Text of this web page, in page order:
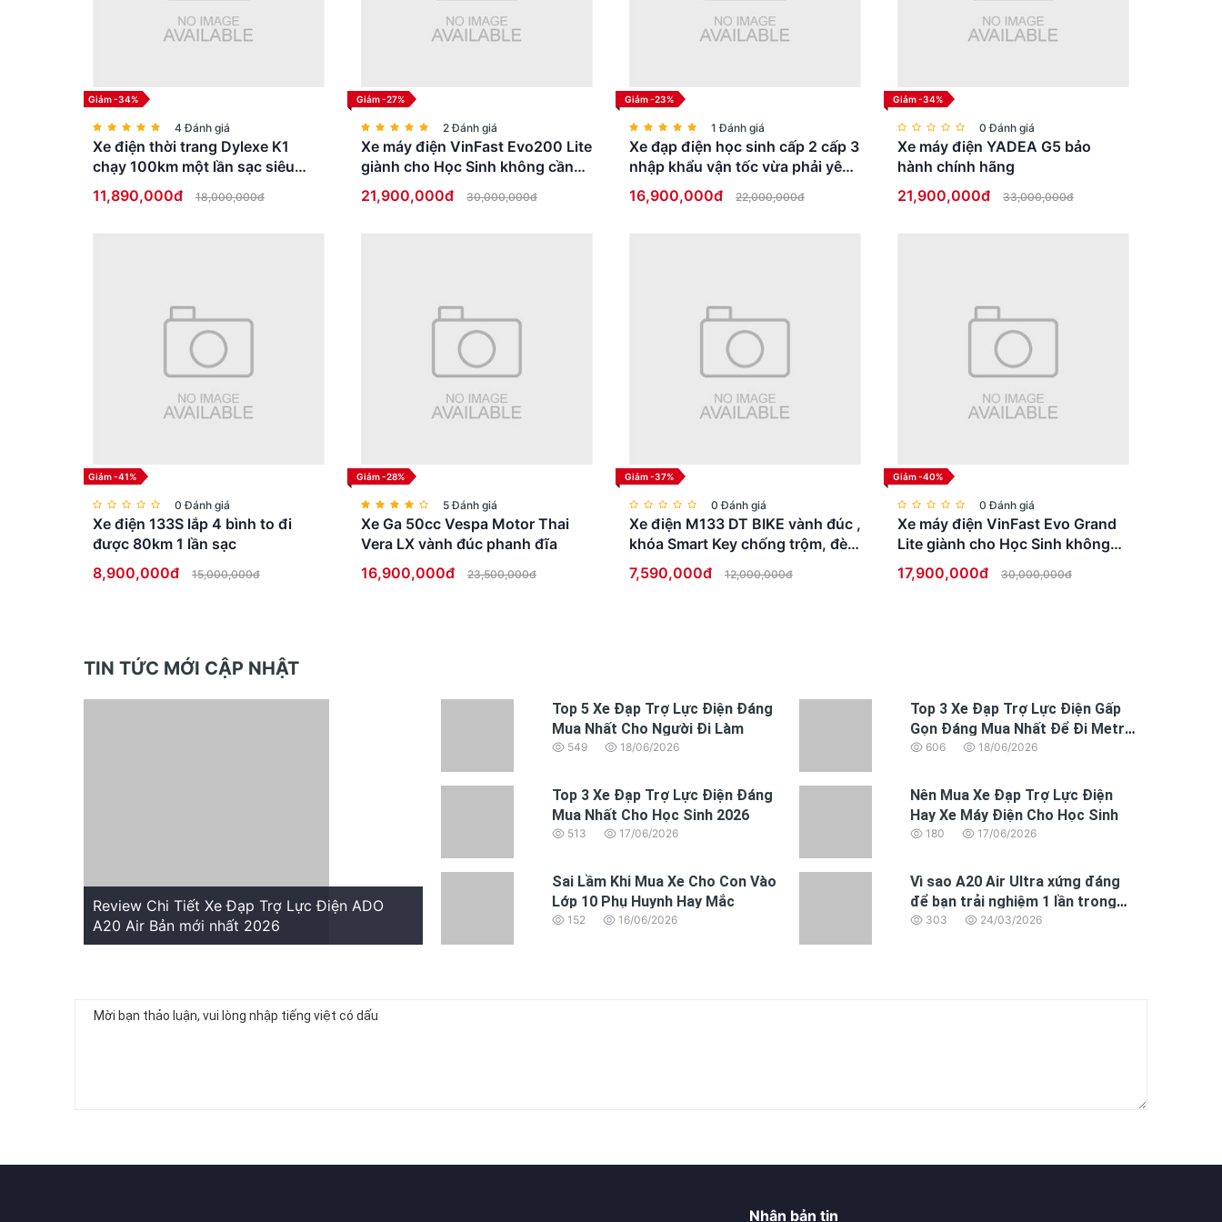
Giảm -34%
4 Đánh giá
Xe điện thời trang Dylexe K1
chạy 100km một lần sạc siêu
HOT
11,890,000đ 18,000,000đ
Giảm -27%
2 Đánh giá
Xe máy điện VinFast Evo200 Lite
giành cho Học Sinh không cần
bằng lái
21,900,000đ 30,000,000đ
Giảm -23%
1 Đánh giá
Xe đạp điện học sinh cấp 2 cấp 3
nhập khẩu vận tốc vừa phải yên
thấp an toàn
16,900,000đ 22,000,000đ
Giảm -34%
0 Đánh giá
Xe máy điện YADEA G5 bảo
hành chính hãng
21,900,000đ
33,000,000đ
Giảm -41%
0 Đánh giá
Xe điện 133S lắp 4 bình to đi
được 80km 1 lần sạc
8,900,000đ
15,000,000đ
Giảm -28%
5 Đánh giá
Xe Ga 50cc Vespa Motor Thai
Vera LX vành đúc phanh đĩa
16,900,000đ
23,500,000đ
Giảm -37%
0 Đánh giá
Xe điện M133 DT BIKE vành đúc ,
khóa Smart Key chống trộm, đèn
Full LED cao cấp
7,590,000đ 12,000,000đ
Giảm -40%
0 Đánh giá
Xe máy điện VinFast Evo Grand
Lite giành cho Học Sinh không
cần bằng lái
17,900,000đ 30,000,000đ
TIN TỨC MỚI CẬP NHẬT
Review Chi Tiết Xe Đạp Trợ Lực Điện ADO
A20 Air Bản mới nhất 2026
Top 5 Xe Đạp Trợ Lực Điện Đáng
Mua Nhất Cho Người Đi Làm
549 18/06/2026
Top 3 Xe Đạp Trợ Lực Điện Gấp
Gọn Đáng Mua Nhất Để Đi Metro
và xe buýt
606 18/06/2026
Top 3 Xe Đạp Trợ Lực Điện Đáng
Mua Nhất Cho Học Sinh 2026
513 17/06/2026
Nên Mua Xe Đạp Trợ Lực Điện
Hay Xe Máy Điện Cho Học Sinh
180 17/06/2026
Sai Lầm Khi Mua Xe Cho Con Vào
Lớp 10 Phụ Huynh Hay Mắc
152 16/06/2026
Vì sao A20 Air Ultra xứng đáng
để bạn trải nghiệm 1 lần trong
đời.303 24/03/2026
Nhận bản tin